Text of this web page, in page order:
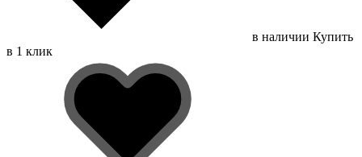
в наличии Купить
в 1 клик